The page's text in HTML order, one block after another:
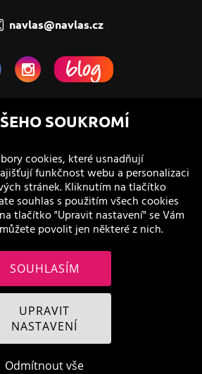
navlas@navlas.cz
- Vlasová kosmetika
e-shopu a prodejen
2011 - 2026 NaVlas.cz
SOUKROMÍ
cookies, které usnadňují
funkčnost webu a personalizaci
stránek. Kliknutím na tlačítko
souhlas s použitím všech cookies
tlačítko "Upravit nastavení" se Vám
povolit jen některé z nich.
SOUHLASÍM
UPRAVIT
NASTAVENÍ
Odmítnout vše